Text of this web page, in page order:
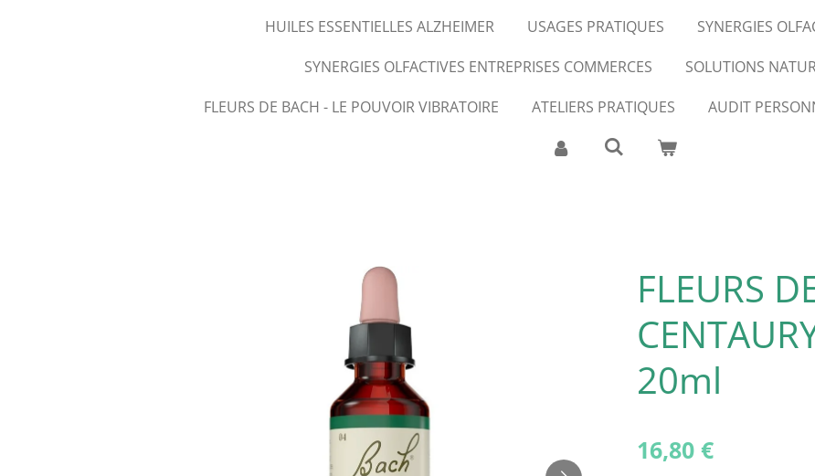
HUILES ESSENTIELLES ALZHEIMER
USAGES PRATIQUES
SYNERGIES
SYNERGIES OLFACTIVES ENTREPRISES COMMERCES
SOLUTIONS
FLEURS DE BACH - LE POUVOIR VIBRATOIRE
ATELIERS PRATIQUES AUDIT
FLEURS
20ml
16,80 €